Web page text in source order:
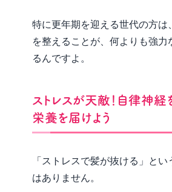
特に更年期を迎える世代の方は
を整えることが、何よりも強力
るんですよ。
ストレスが天敵！自律神経
栄養を届けよう
「ストレスで髪が抜ける」と
はありません。